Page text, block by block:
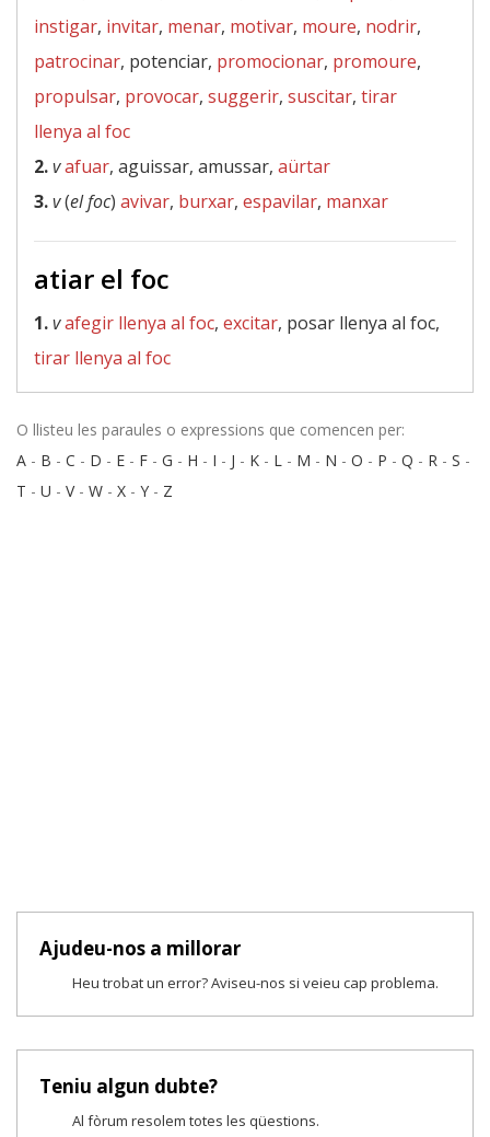
instigar, invitar, menar, motivar, moure, nodrir,
patrocinar, potenciar, promocionar, promoure,
propulsar, provocar, suggerir, suscitar, tirar
llenya al foc
2.vafuar, aguissar, amussar, aürtar
3.v(el foc) avivar, burxar, espavilar, manxar
atiar el foc
1.vafegir llenya al foc, excitar, posar llenya al foc,
tirar llenya al foc
O llisteu les paraules o expressions que comencen per:
A - B - C - D - E - F - G - H - I - J - K - L - M - N - O - P - Q - R - S -
T - U - V- W - X - Y - Z
Ajudeu-nos a millorar
Heu trobat un error? Aviseu-nos si veieu cap problema.
Teniu algun dubte?
Al fòrum resolem totes les qüestions.